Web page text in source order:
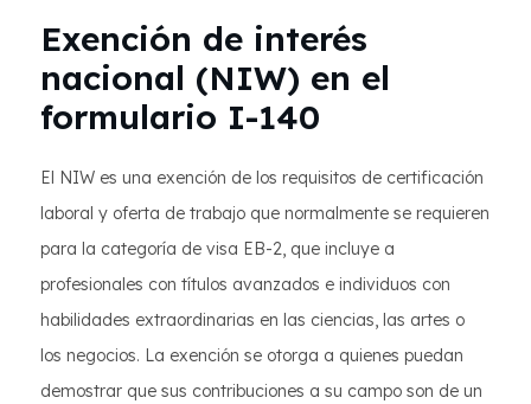
Exención de interés
nacional (NIW) en el
formulario I-140
El NIW es una exención de los requisitos de certificación
laboral y oferta de trabajo que normalmente se requieren
para la categoría de visa EB-2, que incluye a
profesionales con títulos avanzados e individuos con
habilidades extraordinarias en las ciencias, las artes o
los negocios. La exención se otorga a quienes puedan
demostrar que sus contribuciones a su campo son de un